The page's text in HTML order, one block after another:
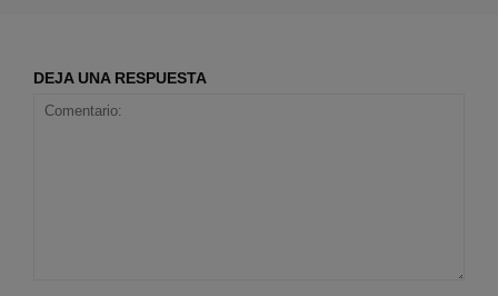
DEJA UNA RESPUESTA